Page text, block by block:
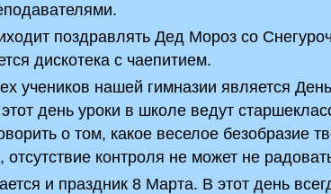
поздравлять Дед Мороз со
дискотека с чаепитием.
нашей гимназии является
этот день уроки в школе ведут
о том, какое веселое безобразие
контроля не может не
и праздник 8 Марта. В этот день